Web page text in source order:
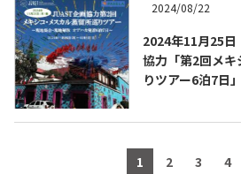
2024/08/22
2024年11月25
協力「第2回メ
りツアー6泊7日
1 2 3 4